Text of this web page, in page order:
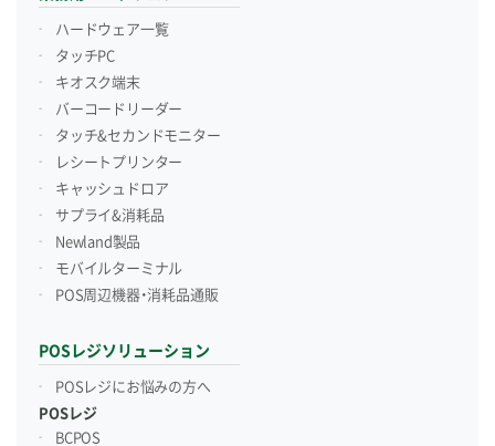
ハードウェア一覧
タッチPC
キオスク端末
バーコードリーダー
タッチ&セカンドモニター
レシートプリンター
キャッシュドロア
サプライ&消耗品
Newland製品
モバイルターミナル
POS周辺機器・消耗品通販
POSレジソリューション
POSレジにお悩みの方へ
POSレジ
BCPOS